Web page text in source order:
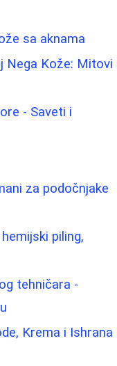
sa aknama
Nega Kože: Mitovi
- Saveti i
za podočnjake
piling,
tehničara -
Krema i Ishrana